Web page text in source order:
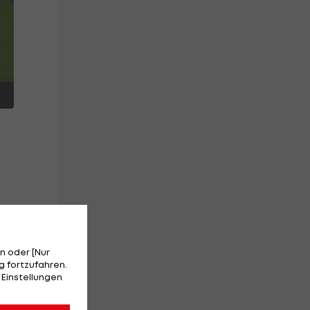
oder [Nur
fortzufahren.